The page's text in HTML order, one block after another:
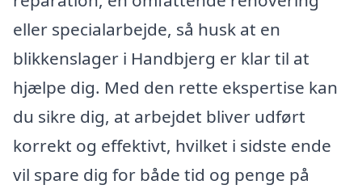
eller specialarbejde, så husk at en
blikkenslager i Handbjerg er klar til at
hjælpe dig. Med den rette ekspertise kan
du sikre dig, at arbejdet bliver udført
korrekt og effektivt, hvilket i sidste ende
vil spare dig for både tid og penge på